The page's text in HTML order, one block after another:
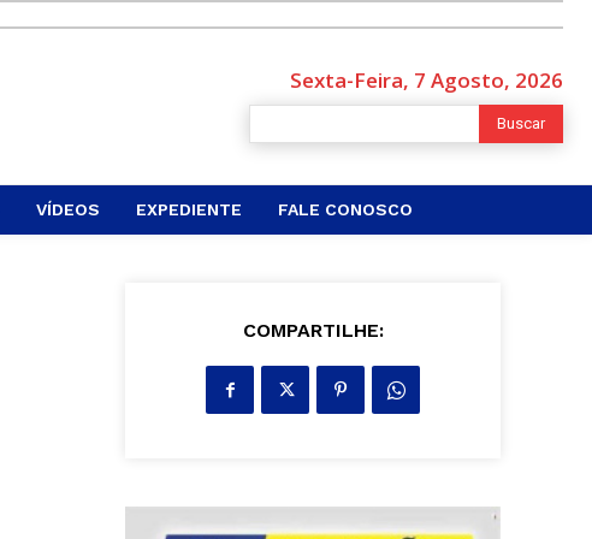
Sexta-Feira, 7 Agosto, 2026
Buscar
VÍDEOS EXPEDIENTE FALE CONOSCO
COMPARTILHE: